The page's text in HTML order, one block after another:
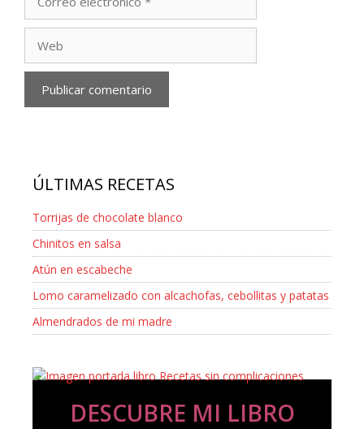
electrónico
ÚLTIMAS RECETAS
Torrijas de chocolate blanco
Chinitos en salsa
Atún en escabeche
Lomo caramelizado con alcachofas, cebollitas y patatas
Almendrados de mi madre
DESCUBRE MI LIBRO